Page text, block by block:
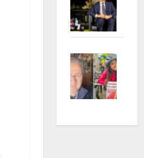
euro
apre